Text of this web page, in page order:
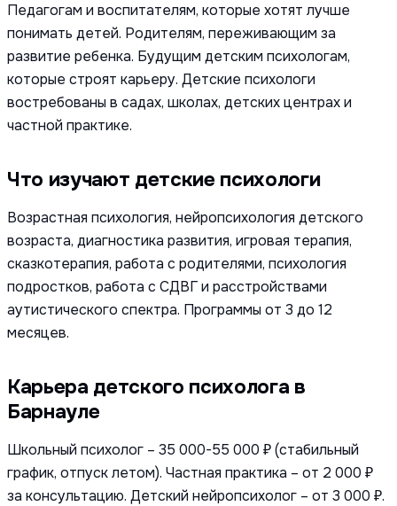
Педагогам и воспитателям, которые хотят лучше
понимать детей. Родителям, переживающим за
развитие ребенка. Будущим детским психологам,
которые строят карьеру. Детские психологи
востребованы в садах, школах, детских центрах и
частной практике.
Что изучают детские психологи
Возрастная психология, нейропсихология детского
возраста, диагностика развития, игровая терапия,
сказкотерапия, работа с родителями, психология
подростков, работа с СДВГ и расстройствами
аутистического спектра. Программы от 3 до 12
месяцев.
Карьера детского психолога в
Барнауле
Школьный психолог – 35 000-55 000 ₽ (стабильный
график, отпуск летом). Частная практика – от 2 000 ₽
за консультацию. Детский нейропсихолог – от 3 000 ₽.